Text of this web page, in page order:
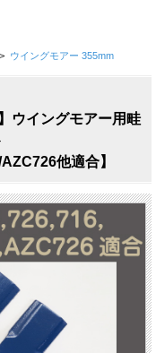
> ウイングモアー 355mm
ウイングモアー用畦
他適合】